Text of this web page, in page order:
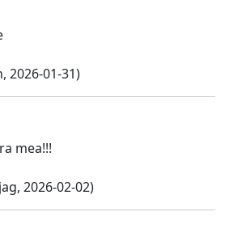
2026-01-31)
mea!!!
2026-02-02)